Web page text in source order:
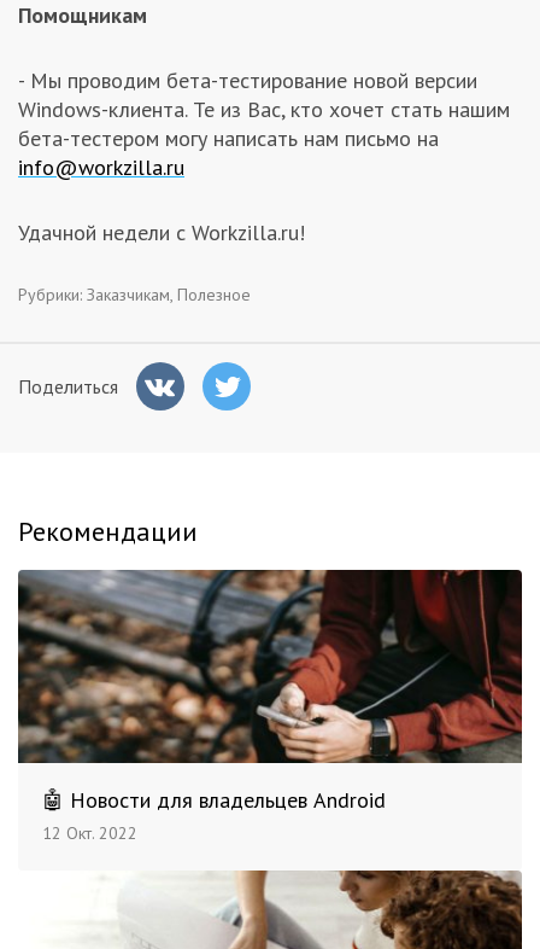
Помощникам
- Мы проводим бета-тестирование новой версии
Windows-клиента. Те из Вас, кто хочет стать нашим
бета-тестером могу написать нам письмо на
info@workzilla.ru
Удачной недели с Workzilla.ru!
Рубрики: Заказчикам, Полезное
Поделиться
Рекомендации
🤖 Новости для владельцев Android
12 Окт. 2022